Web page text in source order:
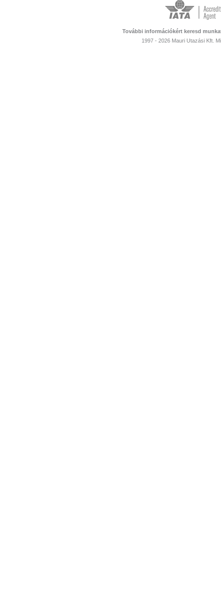
További információkért keresd
1997 - 2026 Mauri Utazási Kft.